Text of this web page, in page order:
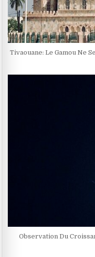
Tivaouane: Le Gamou Ne
Observation Du